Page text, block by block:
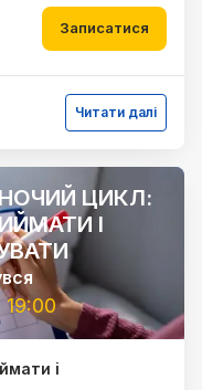
Записатися
Читати далі
ЦИКЛ:
І
і